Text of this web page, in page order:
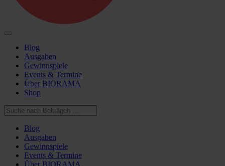
Blog
Ausgaben
Gewinnspiele
Events & Termine
Über BIORAMA
Shop
Blog
Ausgaben
Gewinnspiele
Events & Termine
Über BIORAMA